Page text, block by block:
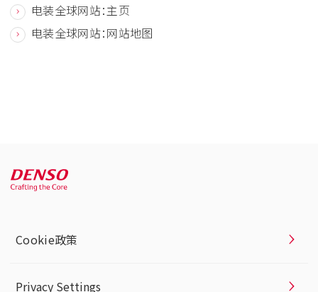
电装全球网站：主页
电装全球网站：网站地图
Cookie政策
Privacy Settings